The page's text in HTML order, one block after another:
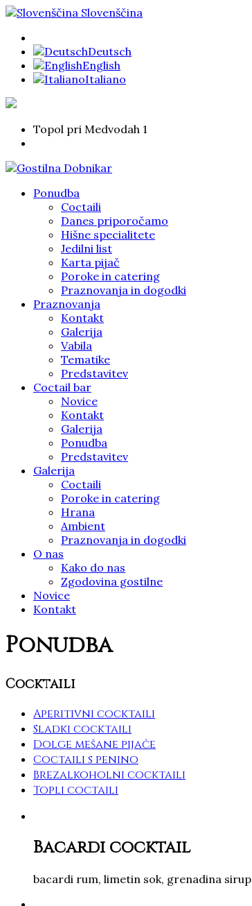
Slovenščina
Deutsch
English
Italiano
Topol pri Medvodah 1
Ponudba
Coctaili
Danes priporočamo
Hišne specialitete
Jedilni list
Karta pijač
Poroke in catering
Praznovanja in dogodki
Praznovanja
Kontakt
Galerija
Vabila
Tematike
Predstavitev
Coctail bar
Novice
Kontakt
Galerija
Ponudba
Predstavitev
Galerija
Coctaili
Poroke in catering
Hrana
Ambient
Praznovanja in dogodki
O nas
Kako do nas
Zgodovina gostilne
Novice
Kontakt
Ponudba
Cocktaili
Aperitivni cocktaili
Sladki cocktaili
Dolge mešane pijače
Coctaili s penino
Brezalkoholni cocktaili
Topli coctaili
Bacardi cocktail
bacardi rum, limetin sok, grenadina sirup